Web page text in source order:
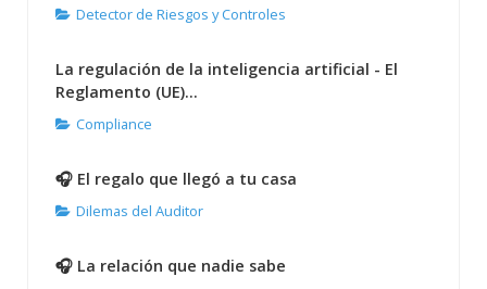
Detector de Riesgos y Controles
La regulación de la inteligencia artificial - El
Reglamento (UE)...
Compliance
🎧 El regalo que llegó a tu casa
Dilemas del Auditor
🎧 La relación que nadie sabe